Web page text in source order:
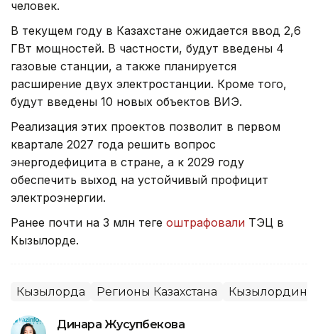
человек.
В текущем году в Казахстане ожидается ввод 2,6
ГВт мощностей. В частности, будут введены 4
газовые станции, а также планируется
расширение двух электростанции. Кроме того,
будут введены 10 новых объектов ВИЭ.
Реализация этих проектов позволит в первом
квартале 2027 года решить вопрос
энергодефицита в стране, а к 2029 году
обеспечить выход на устойчивый профицит
электроэнергии.
Ранее почти на 3 млн теңге оштрафовали ТЭЦ в
Кызылорде.
Кызылорда Регионы Казахстана
Динара Жусупбекова